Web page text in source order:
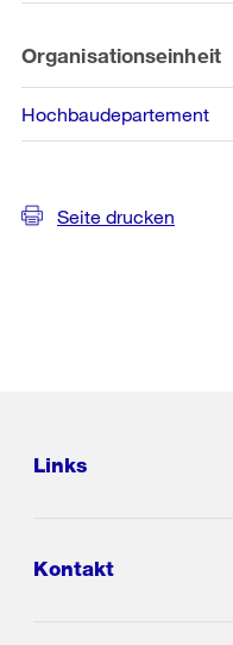
Organisationseinheit
Hochbaudepartement
Seite drucken
Links
Kontakt